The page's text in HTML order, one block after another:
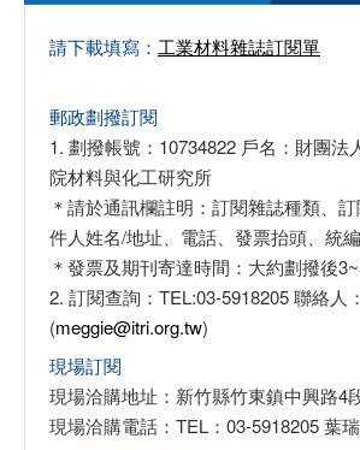
請下載填寫： 工業材料雜誌訂閱單
郵政劃撥訂閱
1. 劃撥帳號：10734822 戶名：財團法
院材料與化工研究所
＊請於通訊欄註明：訂閱雜誌種類、
件人姓名/地址、電話、發票抬頭、統編
＊發票及期刊寄達時間：大約劃撥後
2. 訂閱查詢：TEL:03-5918205 聯絡人
(meggie@itri.org.tw)
現場訂閱
現場洽購地址：新竹縣竹東鎮中興路4
現場洽購電話：TEL：03-5918205 葉